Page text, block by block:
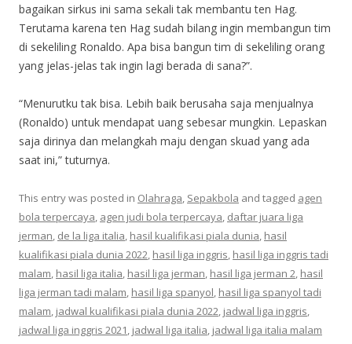
bagaikan sirkus ini sama sekali tak membantu ten Hag.
Terutama karena ten Hag sudah bilang ingin membangun tim
di sekeliling Ronaldo. Apa bisa bangun tim di sekeliling orang
yang jelas-jelas tak ingin lagi berada di sana?”.
“Menurutku tak bisa. Lebih baik berusaha saja menjualnya
(Ronaldo) untuk mendapat uang sebesar mungkin. Lepaskan
saja dirinya dan melangkah maju dengan skuad yang ada
saat ini,” tuturnya.
This entry was posted in Olahraga, Sepakbola and tagged agen
bola terpercaya, agen judi bola terpercaya, daftar juara liga
jerman, de la liga italia, hasil kualifikasi piala dunia, hasil
kualifikasi piala dunia 2022, hasil liga inggris, hasil liga inggris tadi
malam, hasil liga italia, hasil liga jerman, hasil liga jerman 2, hasil
liga jerman tadi malam, hasil liga spanyol, hasil liga spanyol tadi
malam, jadwal kualifikasi piala dunia 2022, jadwal liga inggris,
jadwal liga inggris 2021, jadwal liga italia, jadwal liga italia malam